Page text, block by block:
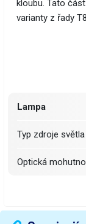
kloubu. Tato
varianty z řady
Lampa
Typ zdroje světla
Optická